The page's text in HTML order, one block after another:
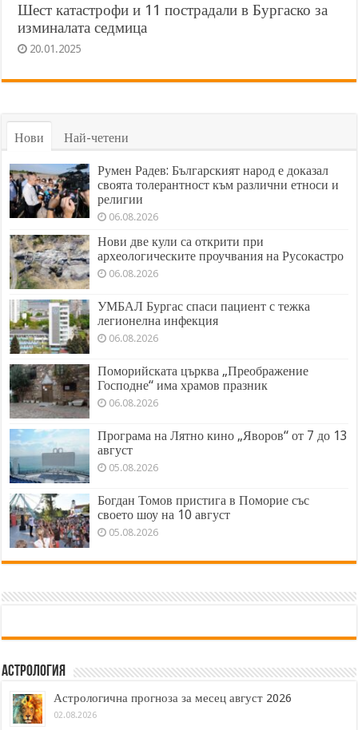
Шест катастрофи и 11 пострадали в Бургаско за
изминалата седмица
20.01.2025
Нови Най-четени
Румен Радев: Българският народ е доказал
своята толерантност към различни етноси и
религии
06.08.2026
Нови две кули са открити при
археологическите проучвания на Русокастро
06.08.2026
УМБАЛ Бургас спаси пациент с тежка
легионелна инфекция
06.08.2026
Поморийската църква „Преображение
Господне“ има храмов празник
06.08.2026
Програма на Лятно кино „Яворов“ от 7 до 13
август
05.08.2026
Богдан Томов пристига в Поморие със
своето шоу на 10 август
05.08.2026
Астрология
Астрологична прогноза за месец август 2026
02.08.2026